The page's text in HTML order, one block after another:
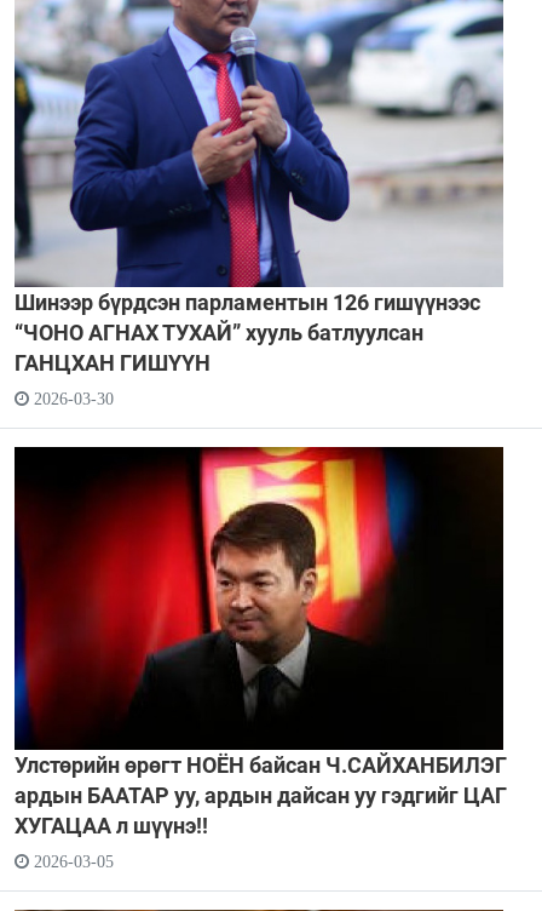
Шинээр бүрдсэн парламентын 126 гишүүнээс
“ЧОНО АГНАХ ТУХАЙ” хууль батлуулсан
ГАНЦХАН ГИШҮҮН
2026-03-30
Улстөрийн өрөгт НОЁН байсан Ч.САЙХАНБИЛЭГ
ардын БААТАР уу, ардын дайсан уу гэдгийг ЦАГ
ХУГАЦАА л шүүнэ!!
2026-03-05